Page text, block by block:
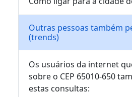
Outras pessoas também
(trends)
Os usuários da internet
sobre o CEP 65010-650
estas consultas: